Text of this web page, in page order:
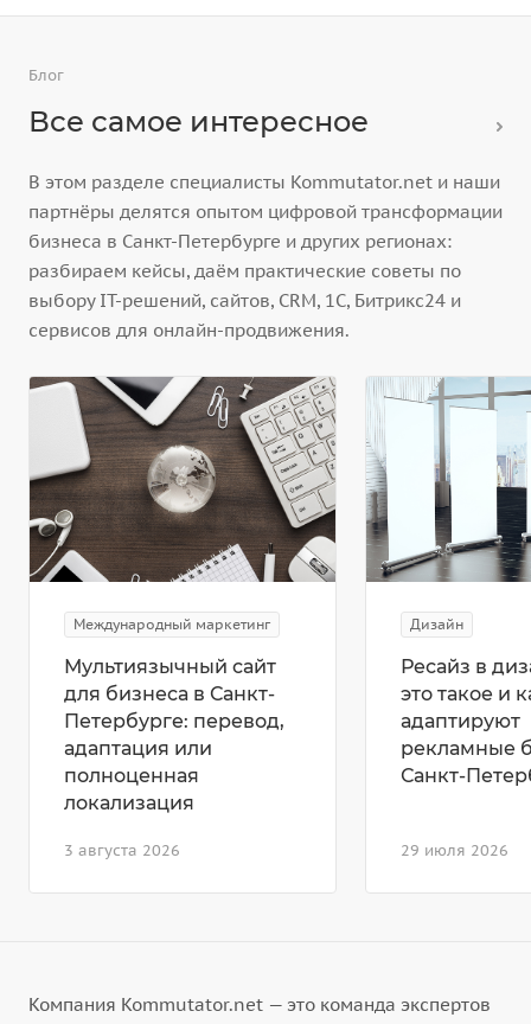
Блог
Все самое интересное
В этом разделе специалисты Kommutator.net и наши
партнёры делятся опытом цифровой трансформации
бизнеса в Санкт-Петербурге и других регионах:
разбираем кейсы, даём практические советы по
выбору IT-решений, сайтов, CRM, 1С, Битрикс24 и
сервисов для онлайн-продвижения.
Международный маркетинг
3 августа 2026
Мультиязычный сайт
для бизнеса в Санкт-
Петербурге: перевод,
адаптация или
полноценная
локализация
Дизайн
29 июля 2026
Ресайз в
это такое и
адаптируют
рекламные
Санкт-
Компания Kommutator.net — это команда экспертов